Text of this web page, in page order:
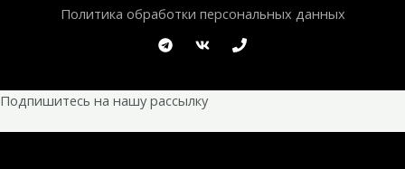
Политика обработки персональных данных
Подпишитесь на нашу рассылку